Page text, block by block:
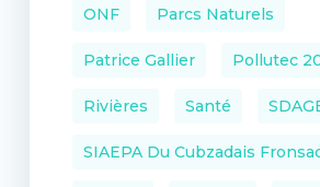
ONF Parcs Naturels
Patrice Gallier Pollutec
Rivières Santé
SIAEPA Du Cubzadais